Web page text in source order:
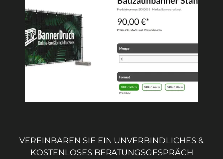
VEREINBAREN SIE EIN UNVERBINDLICHES &
KOSTENLOSES BERATUNGSGESPRÄCH